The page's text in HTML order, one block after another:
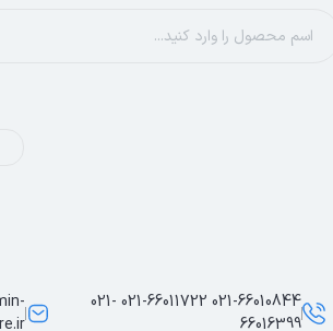
021-66010844 021-66011722 021-
66016399